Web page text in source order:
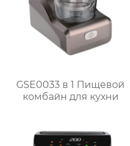
GSE0033 в 1 Пищевой
комбайн для кухни